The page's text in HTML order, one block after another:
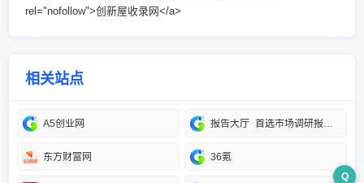
rel="nofollow">创新屋收录网</a>
相关站点
A5创业网
东方财富网 36氪
Q